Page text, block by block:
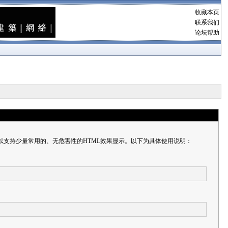
收藏本页
联系我们
论坛帮助
持少量常用的、无危害性的HTML效果显示。以下为具体使用说明：